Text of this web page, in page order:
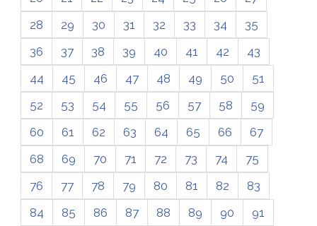
28
29 30 31 32 33 34
35
36
37 38 39 40 41 42
43
44
45 46 47 48 49 50
51
52
53 54 55 56 57 58
59
60
61 62 63 64 65 66
67
68
69 70 71 72 73 74
75
76
77 78 79 80 81 82
83
84
85 86 87 88 89 90
91